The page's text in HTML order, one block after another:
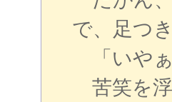
で、足つ
「いや
苦笑を浮